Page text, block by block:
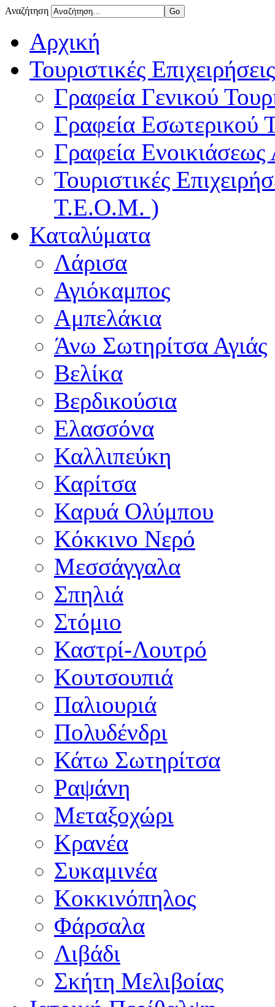
Αναζήτηση
Αρχική
Τουριστικές Επιχειρήσεις
Γραφεία Γενικού
Γραφεία Εσωτερικού
Γραφεία
Τουριστικές
Τ.Ε.Ο.Μ. )
Καταλύματα
Λάρισα
Αγιόκαμπος
Αμπελάκια
Άνω Σωτηρίτσα Αγιάς
Βελίκα
Βερδικούσια
Ελασσόνα
Καλλιπεύκη
Καρίτσα
Καρυά Ολύμπου
Κόκκινο Νερό
Μεσσάγγαλα
Σπηλιά
Στόμιο
Καστρί-Λουτρό
Κουτσουπιά
Παλιουριά
Πολυδένδρι
Κάτω Σωτηρίτσα
Ραψάνη
Μεταξοχώρι
Κρανέα
Συκαμινέα
Κοκκινόπηλος
Φάρσαλα
Λιβάδι
Σκήτη Μελιβοίας